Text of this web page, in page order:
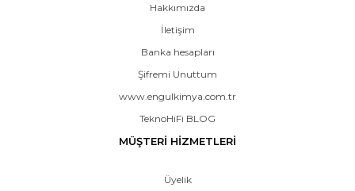
Hakkımızda
İletişim
Banka hesapları
Şifremi Unuttum
www.engulkimya.com.tr
TeknoHiFi BLOG
MÜŞTERİ HİZMETLERİ
Üyelik